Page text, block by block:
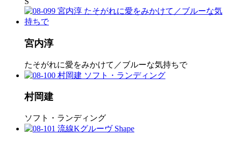
宮内淳
たそがれに愛をみかけて／ブルーな気持ちで
村岡建
ソフト・ランディング